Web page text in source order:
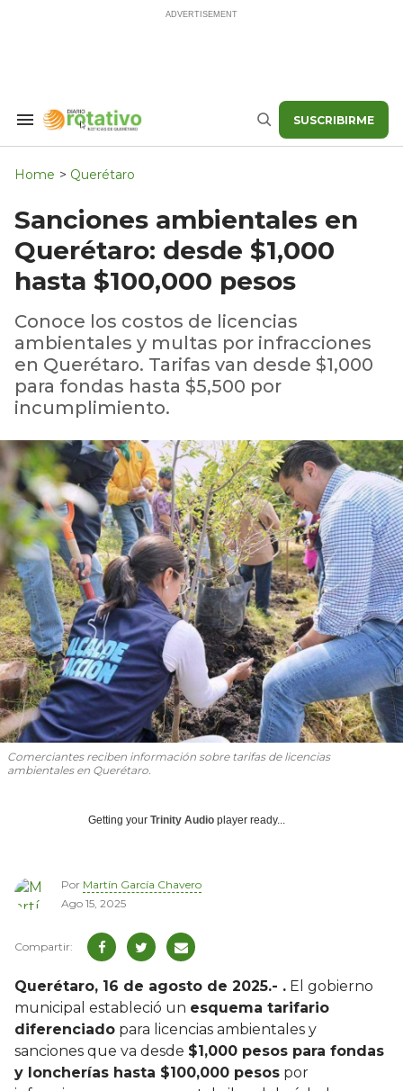
Search
Navigation
Buscar SUSCRIBIRME
Home > Querétaro
Sanciones ambientales en
Querétaro: desde $1,000
hasta $100,000 pesos
Conoce los costos de licencias
ambientales y multas por infracciones
en Querétaro. Tarifas van desde $1,000
para fondas hasta $5,500 por
incumplimiento.
Comerciantes reciben información sobre tarifas de licencias
ambientales en Querétaro.
Getting your Trinity Audio player ready...
Por Martín García Chavero
Ago 15, 2025
Querétaro, 16 de agosto de 2025.- . El gobierno
municipal estableció un esquema tarifario
diferenciado para licencias ambientales y
sanciones que va desde $1,000 pesos para fondas
y loncherías hasta $100,000 pesos por